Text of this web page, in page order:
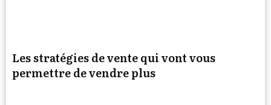
Les stratégies de vente qui vont vous
permettre de vendre plus